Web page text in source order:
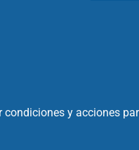
condiciones y acciones